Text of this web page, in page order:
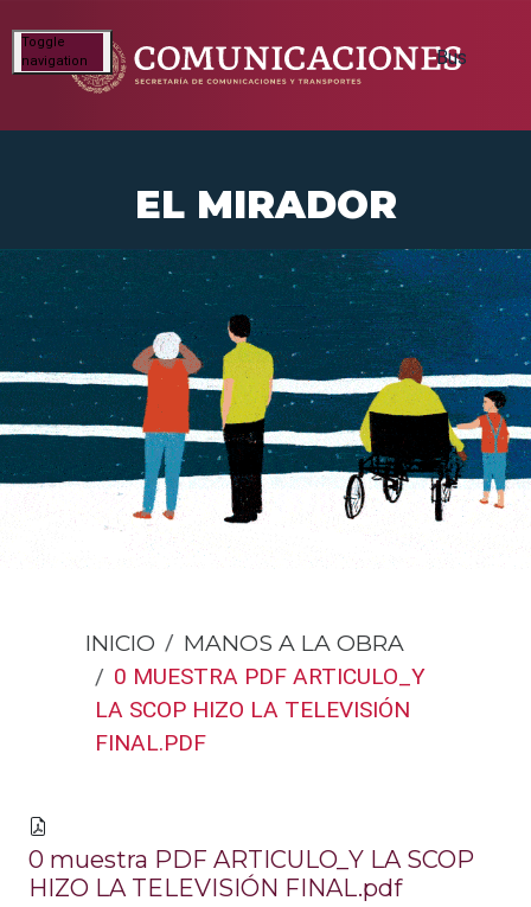
Toggle
navigation
EL MIRADOR
INICIO MANOS A LA OBRA
0 MUESTRA PDF ARTICULO_Y
LA SCOP HIZO LA TELEVISIÓN
FINAL.PDF
0 muestra PDF ARTICULO_Y LA SCOP
HIZO LA TELEVISIÓN FINAL.pdf